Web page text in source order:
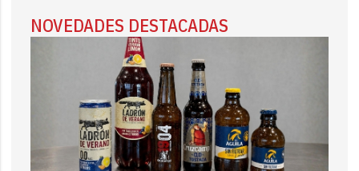
NOVEDADES DESTACADAS